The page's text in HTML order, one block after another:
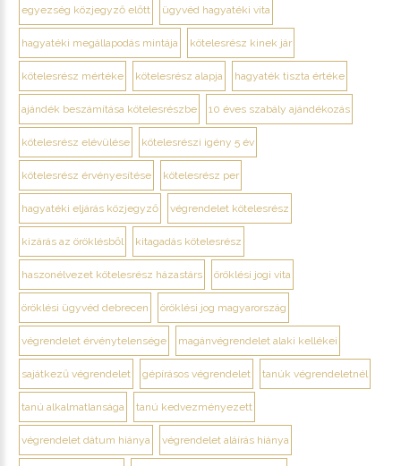
egyezség közjegyző előtt ügyvéd hagyatéki vita
hagyatéki megállapodás mintája kötelesrész kinek jár
kötelesrész mértéke kötelesrész alapja hagyaték tiszta értéke
ajándék beszámítása kötelesrészbe 10 éves szabály ajándékozás
kötelesrész elévülése kötelesrészi igény 5 év
kötelesrész érvényesítése kötelesrész per
hagyatéki eljárás közjegyző végrendelet kötelesrész
kizárás az öröklésből kitagadás kötelesrész
haszonélvezet kötelesrész házastárs öröklési jogi vita
öröklési ügyvéd debrecen öröklési jog magyarország
végrendelet érvénytelensége magánvégrendelet alaki kellékei
sajátkezű végrendelet gépírásos végrendelet tanúk végrendeletnél
tanú alkalmatlansága tanú kedvezményezett
végrendelet dátum hiánya végrendelet aláírás hiánya